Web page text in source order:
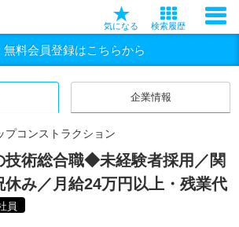
気になる 検索履歴
無料会員登録はこちらから
企業情報
プコンストラクション
技術総合職◆未経験者採用／関
休み／月給24万円以上・残業代
員